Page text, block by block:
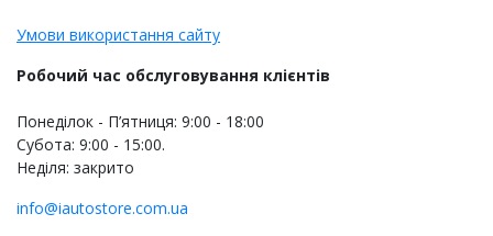
Умови використання сайту
Робочий час обслуговування клієнтів
Понеділок - П’ятниця: 9:00 - 18:00
Субота: 9:00 - 15:00.
Неділя: закрито
info@iautostore.com.ua